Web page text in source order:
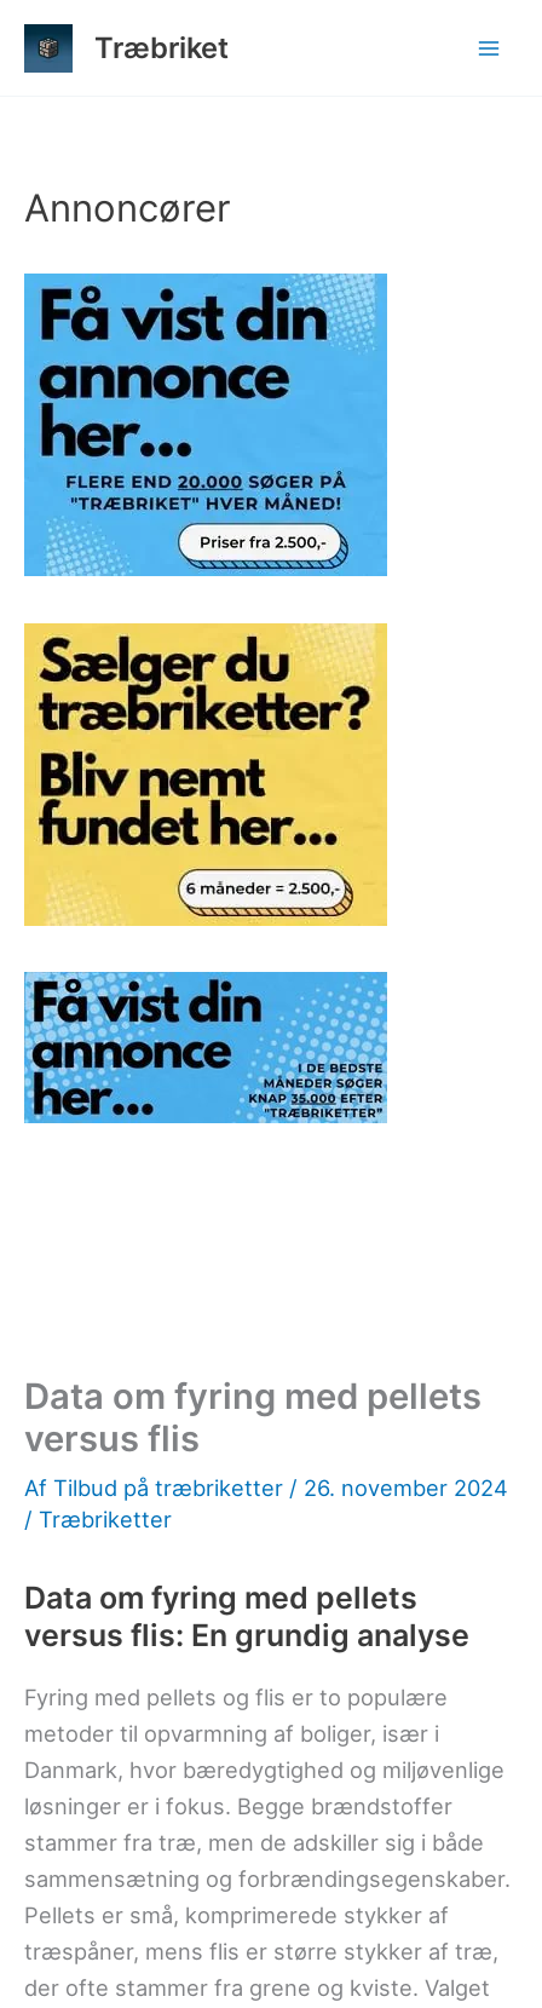
Træbriket
Annoncører
Data om fyring med pellets
versus flis
Af Tilbud på træbriketter / 26. november 2024
/ Træbriketter
Data om fyring med pellets
versus flis: En grundig analyse
Fyring med pellets og flis er to populære
metoder til opvarmning af boliger, især i
Danmark, hvor bæredygtighed og miljøvenlige
løsninger er i fokus. Begge brændstoffer
stammer fra træ, men de adskiller sig i både
sammensætning og forbrændingsegenskaber.
Pellets er små, komprimerede stykker af
træspåner, mens flis er større stykker af træ,
der ofte stammer fra grene og kviste. Valget